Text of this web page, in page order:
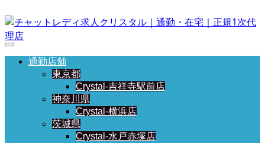
通勤店舗
東京都
Crystal-吉祥寺駅前店
神奈川県
Crystal-横浜店
茨城県
Crystal-水戸赤塚店